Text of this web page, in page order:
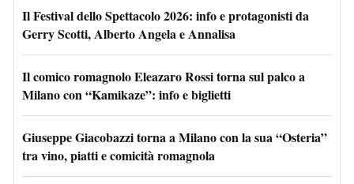
Il Festival dello Spettacolo 2026: info e protagonisti da
Gerry Scotti, Alberto Angela e Annalisa
Il comico romagnolo Eleazaro Rossi torna sul palco a
Milano con “Kamikaze”: info e biglietti
Giuseppe Giacobazzi torna a Milano con la sua “Osteria”
tra vino, piatti e comicità romagnola